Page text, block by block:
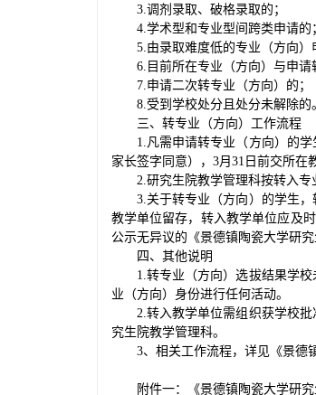
3.调剂录取、破格录取的；
4.学术型和专业型间跨类申请的；
5.由录取难度低的专业（方向）
6. 目前所在专业（方向）与申请
7.申请二次转专业（方向）的；
8.受到学校处分且处分未解除的。
三、转专业（方向）工作流程
1.凡需申请转专业（方向）的
家长签字同意），3月31日前交所在
2.研究生院教学管理科按转入专
3.关于转专业（方向）的学生
教学单位留存，转入教学单位应及
公示无异议的《景德镇陶瓷大学研
四、其他说明
1.转专业（方向）选拔结果学
业（方向）身份进行任何活动。
2.转入教学单位需组织获学校
究生院教学管理科。
3、相关工作流程，详见《景德
附件一：《景德镇陶瓷大学研